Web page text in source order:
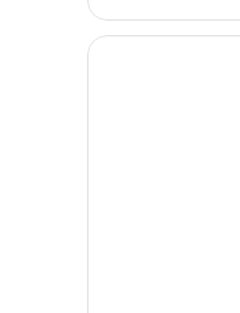
1
Supletoria,
le
type
de